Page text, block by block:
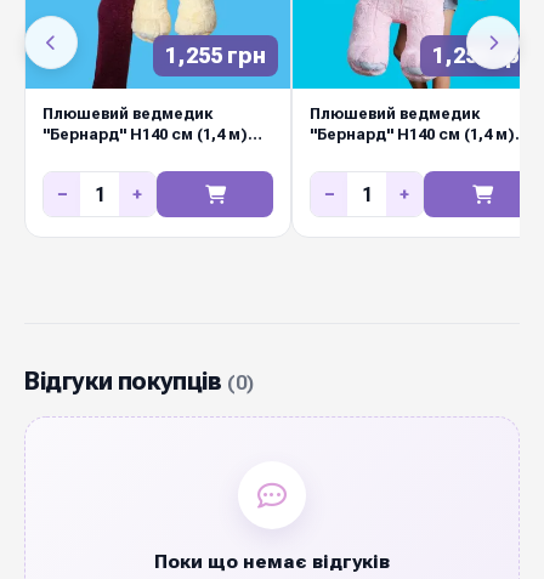
1,255 грн
Плюшевий ведмедик
"Бернард" Н140 см (1,4 м)
− +
1,255 грн
Плюшевий ведмедик
"Бернард" Н140 см (1,4 м)
− +
Відгуки покупців (0)
Поки що немає відгуків